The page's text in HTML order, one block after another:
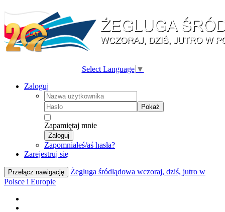
Select Language ▼
Zaloguj
Pokaż
Zapamiętaj mnie
Zaloguj
Zapomniałeś/aś hasła?
Zarejestruj się
Przełącz nawigację
Żegluga śródlądowa wczoraj, dziś, jutro w
Polsce i Europie